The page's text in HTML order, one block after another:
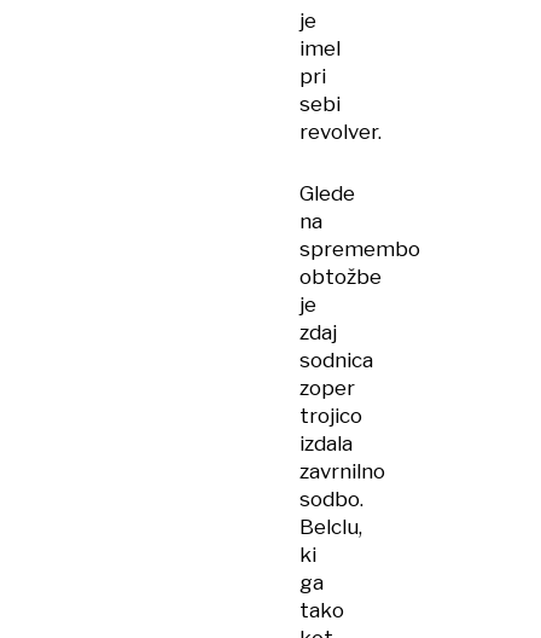
je
imel
pri
sebi
revolver.
Glede
na
spremembo
obtožbe
je
zdaj
sodnica
zoper
trojico
izdala
zavrnilno
sodbo.
Belclu,
ki
ga
tako